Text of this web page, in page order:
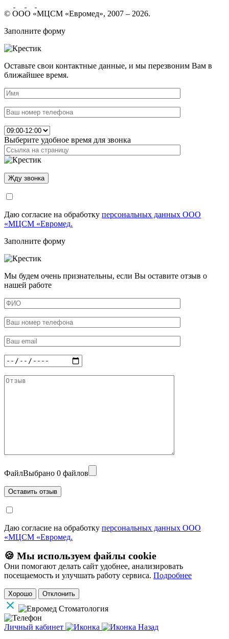
© ООО «МЦСМ «Евромед», 2007 – 2026.
Заполните форму
Оставьте свои контактные данные, и мы перезвоним Вам в
ближайшее время.
Выберите удобное время для звонка
Даю согласие на обработку персональных данных ООО
«МЦСМ «Евромед.
Заполните форму
Мы будем очень признательны, если Вы оставите отзыв о
нашей работе
ФайлВыбрано 0 файлов
Даю согласие на обработку персональных данных ООО
«МЦСМ «Евромед.
🍪 Мы используем файлы cookie
Они помогают делать сайт удобнее, анализировать
посещаемость и улучшать работу сервиса. Подробнее
Хорошо Отклонить
Личный кабинет
Назад